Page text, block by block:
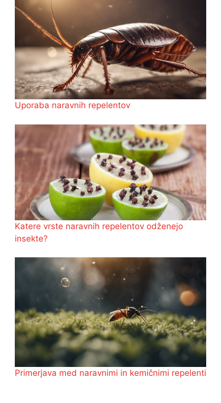
Uporaba naravnih repelentov
Katere vrste naravnih repelentov odženejo
insekte?
Primerjava med naravnimi in kemičnimi repelenti